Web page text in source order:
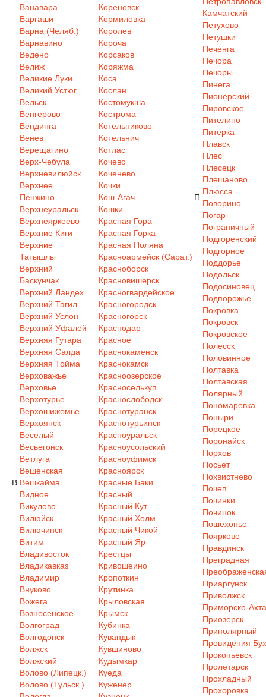
В
Ванавара
Варгаши
Варна (Челяб.)
Варнавино
Ведено
Велиж
Великие Луки
Великий Устюг
Вельск
Венгерово
Вендинга
Венев
Верещагино
Верх-Чебула
Верхневилюйск
Верхнее
Пенжино
Верхнеуральск
Верхнеяркеево
Верхние Киги
Верхние
Татышлы
Верхний
Баскунчак
Верхний Ландех
Верхний Тагил
Верхний Услон
Верхний Уфалей
Верхняя Гутара
Верхняя Салда
Верхняя Тойма
Верховажье
Верховье
Верхотурье
Верхошижемье
Верхоянск
Веселый
Весьегонск
Ветлуга
Вешенская
Вешкайма
Видное
Викулово
Вилюйск
Вилючинск
Витим
Владивосток
Владикавказ
Владимир
Внуково
Вожега
Вознесенское
Волгоград
Волгодонск
Волжск
Волжский
Волово (Липецк.)
Волово (Тульск.)
Кореновск
Кормиловка
Королев
Короча
Корсаков
Коряжма
Коса
Кослан
Костомукша
Кострома
Котельниково
Котельнич
Котлас
Кочево
Коченево
Кочки
Кош-Агач
Кошки
Красная Гора
Красная Горка
Красная Поляна
Красноармейск (Сарат.)
Красноборск
Красновишерск
Красногвардейское
Красногородск
Красногорск
Краснодар
Красное
Краснокаменск
Краснокамск
Красноозерское
Красноселькуп
Краснослободск
Краснотуранск
Краснотурьинск
Красноуральск
Красноусольский
Красноуфимск
Красноярск
Красные Баки
Красный
Красный Кут
Красный Холм
Красный Чикой
Красный Яр
Крестцы
Кривошеино
Кропоткин
Крутинка
Крыловская
Крымск
Кубинка
Кувандык
Кувшиново
Кудымкар
Куеда
Куженер
П
Камчатский
Петухово
Петушки
Печенга
Печора
Печоры
Пинега
Пионерский
Пировское
Пителино
Питерка
Плавск
Плес
Плесецк
Плешаново
Плюсса
Поворино
Погар
Пограничный
Подгоренский
Подгорное
Поддорье
Подольск
Подосиновец
Подпорожье
Покровка
Покровск
Покровское
Полесск
Половинное
Полтавка
Полтавская
Полярный
Пономаревка
Поныри
Порецкое
Поронайск
Порхов
Посьет
Похвистнево
Почеп
Починки
Починок
Пошехонье
Поярково
Правдинск
Преградная
Приаргунск
Приволжск
Приморско-
Приозерск
Приполярный
Провидения
Прокопьевск
Пролетарск
Прохладный
Прохоровка